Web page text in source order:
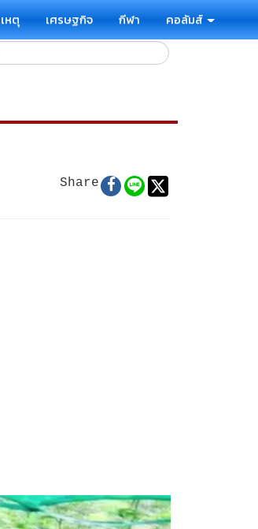
หตุ เศรษฐกิจ กีฬา คอลัมส์
Share